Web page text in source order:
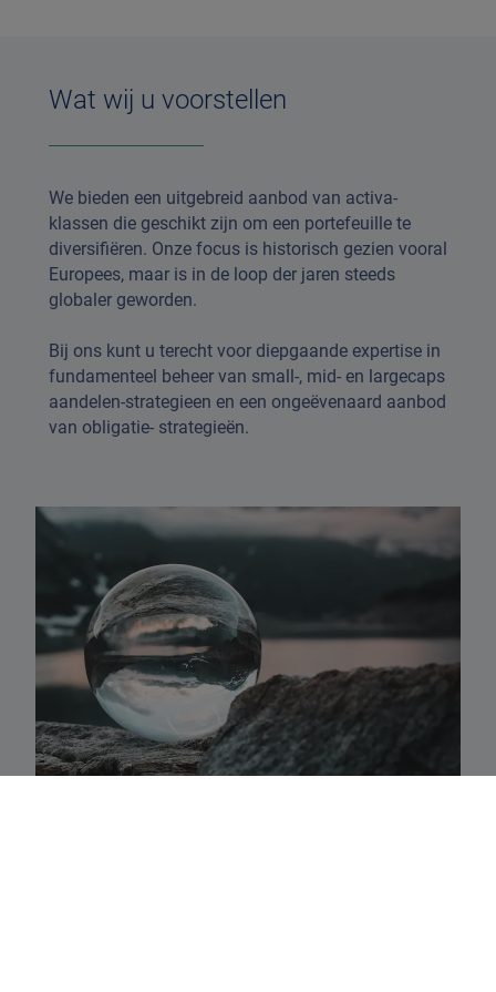
Wat wij u voorstellen
We bieden een uitgebreid aanbod van activa-
klassen die geschikt zijn om een portefeuille te
diversifiëren. Onze focus is historisch gezien vooral
Europees, maar is in de loop der jaren steeds
globaler geworden.
Bij ons kunt u terecht voor diepgaande expertise in
fundamenteel beheer van small-, mid- en largecaps
aandelen-strategieen en een ongeëvenaard aanbod
van obligatie- strategieën.